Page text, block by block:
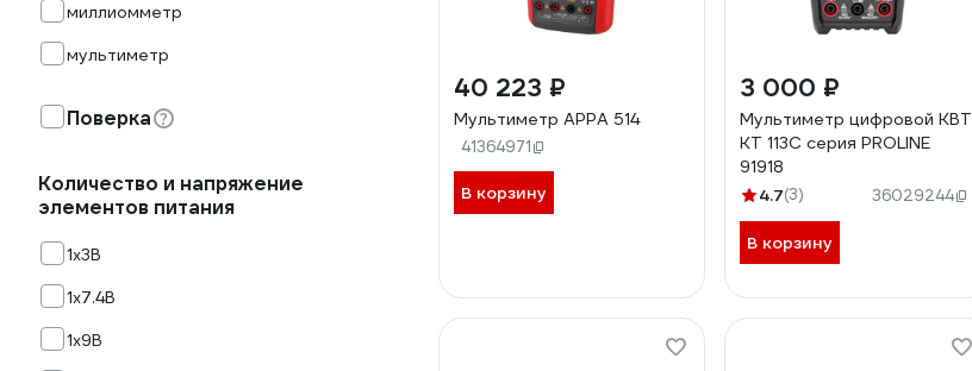
миллиомметр
мультиметр
Поверка
Количество и напряжение
элементов питания
1х3B
1х7.4B
1х9B
40 223 ₽
Мультиметр APPA 514
41364971
В корзину
3 000 ₽
Мультиметр цифровой КВТ
KT 113С серия PROLINE
91918
4.7(3) 36029244
В корзину